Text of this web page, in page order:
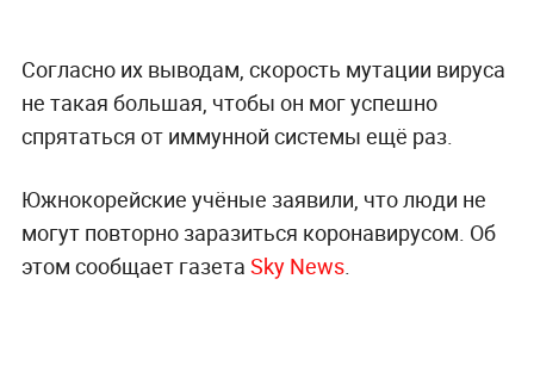
Согласно их выводам, скорость мутации вируса
не такая большая, чтобы он мог успешно
спрятаться от иммунной системы ещё раз.
Южнокорейские учёные заявили, что люди не
могут повторно заразиться коронавирусом. Об
этом сообщает газета Sky News.